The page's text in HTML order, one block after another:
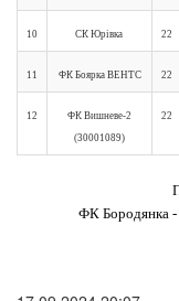
10 СК Юрівка 22
11 ФК Боярка ВЕНТС 22
12
ФК Вишневе-2
(30001089)
22
ФК Бородянка